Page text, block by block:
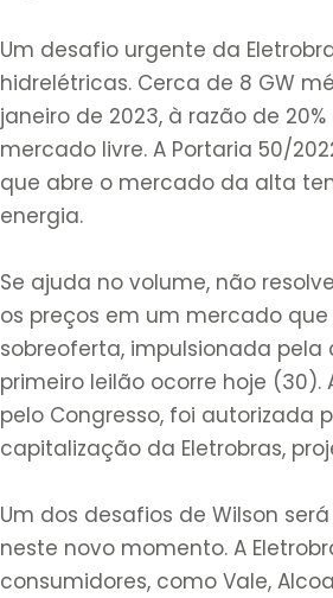
Um desafio urgente da
hidrelétricas. Cerca de 8 GW
janeiro de 2023, à razão de
mercado livre. A Portaria 50/
que abre o mercado da alta
energia.
Se ajuda no volume, não
os preços em um mercado
sobreoferta, impulsionada
primeiro leilão ocorre hoje
pelo Congresso, foi autorizada
capitalização da Eletrobras,
Um dos desafios de Wilson
neste novo momento. A
consumidores, como Vale,